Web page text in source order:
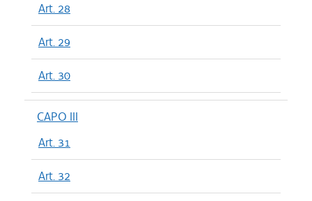
Art. 28
Art. 29
Art. 30
CAPO III
Art. 31
Art. 32